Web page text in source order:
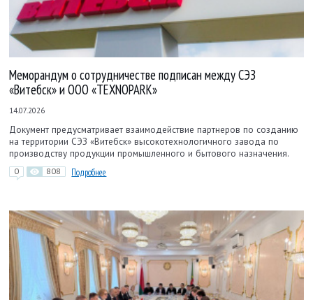
Меморандум о сотрудничестве подписан между СЭЗ
«Витебск» и ООО «TEXNOPARK»
14.07.2026
Документ предусматривает взаимодействие партнеров по созданию
на территории СЭЗ «Витебск» высокотехнологичного завода по
производству продукции промышленного и бытового назначения.
0 808 Подробнее